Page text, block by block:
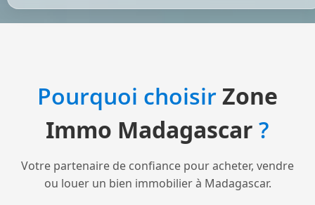
Pourquoi choisirZone
Immo Madagascar ?
Votre partenaire de confiance pour acheter, vendre
ou louer un bien immobilier à Madagascar.